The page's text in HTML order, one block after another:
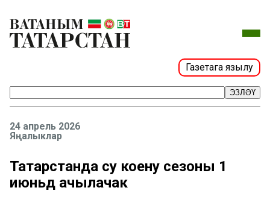
Газетага язылу
ЭЗЛӘҮ
24 апрель 2026
Яңалыклар
Татарстанда су коену сезоны 1
июньдә ачылачак